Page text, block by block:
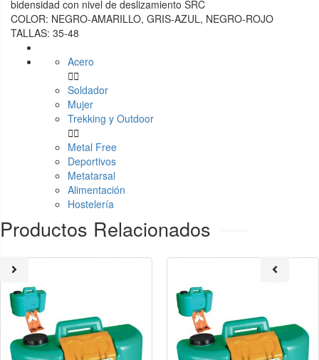
bidensidad con nivel de deslizamiento SRC
COLOR: NEGRO-AMARILLO, GRIS-AZUL, NEGRO-ROJO
TALLAS: 35-48
Acero

Soldador
Mujer
Trekking y Outdoor

Metal Free
Deportivos
Metatarsal
Alimentación
Hostelería
Productos Relacionados